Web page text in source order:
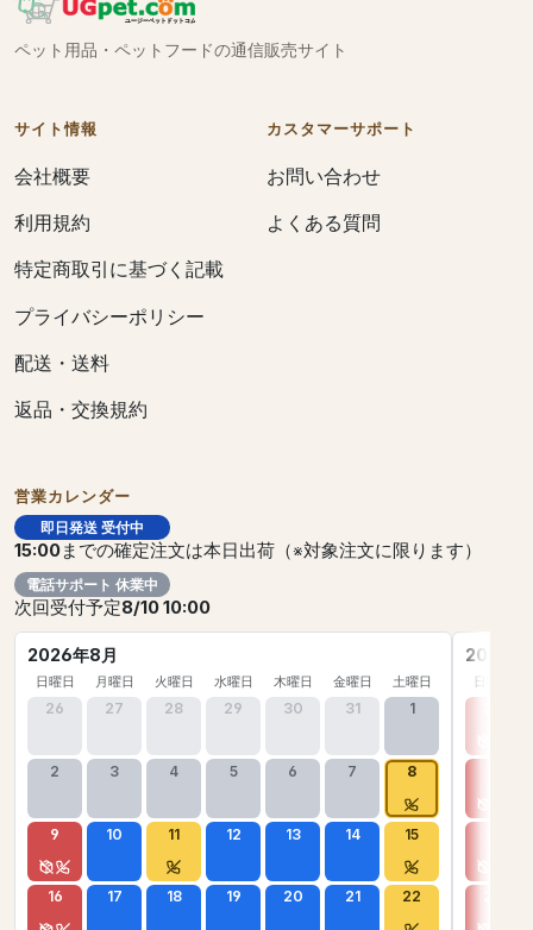
ペット用品・ペットフードの通信販売サイト
サイト情報
会社概要
利用規約
特定商取引に基づく記載
プライバシーポリシー
配送・送料
返品・交換規約
カスタマーサポート
お問い合わせ
よくある質問
営業カレンダー
即日発送 受付中
15:00までの確定注文は本日出荷（※対象注文に限ります）
電話サポート 休業中
次回受付予定8/10 10:00
2026年8月
日曜日 月曜日 火曜日 水曜日 木曜日 金曜日 土曜日
26 27 28 29 30 31 1
2 3 4 5 6 7 8
9 10 11 12 13 14 15
16 17 18 19 20 21 22
2026年
日曜日